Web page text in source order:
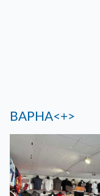
ВАРНА<+>